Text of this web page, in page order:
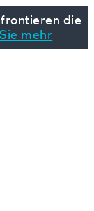
die
mehr